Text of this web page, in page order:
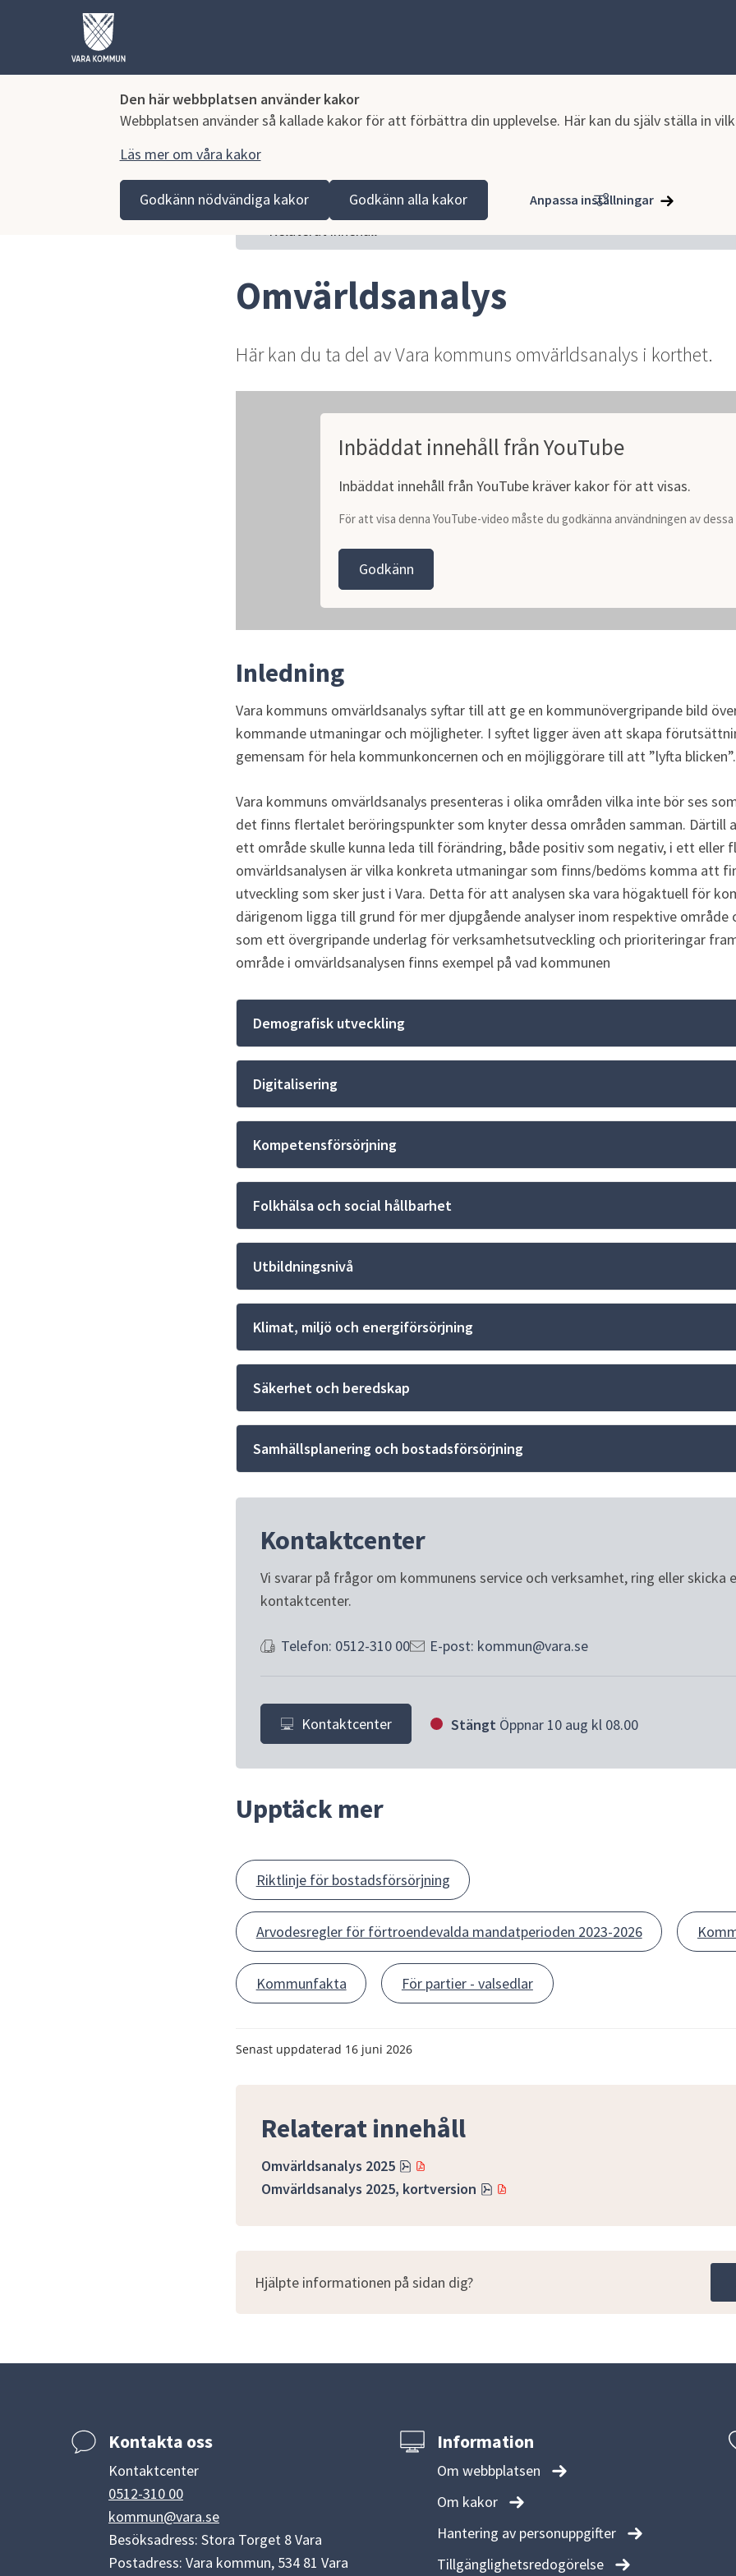
Den här webbplatsen använder kakor
Webbplatsen använder så kallade kakor för att förbättra din upplevelse. Här kan du själv ställa in
Läs mer om våra kakor
Godkänn nödvändiga kakor Godkänn alla kakor Anpassa inställningar
Vara kommun Vår organisation och verksamhet
Relaterat innehåll
Omvärldsanalys
Här kan du ta del av Vara kommuns omvärldsanalys i korthet.
Inbäddat innehåll från YouTube
Inbäddat innehåll från YouTube kräver kakor för att visas.
För att visa denna YouTube-video måste du godkänna användningen av dessa
Godkänn
Inledning
Vara kommuns omvärldsanalys syftar till att ge en kommunövergripande bild
kommande utmaningar och möjligheter. I syftet ligger även att skapa
gemensam för hela kommunkoncernen och en möjliggörare till att ”lyfta blicken”.
Vara kommuns omvärldsanalys presenteras i olika områden vilka inte bör ses
det finns flertalet beröringspunkter som knyter dessa områden samman. Därtill
ett område skulle kunna leda till förändring, både positiv som negativ, i ett eller
omvärldsanalysen är vilka konkreta utmaningar som finns/bedöms komma att
utveckling som sker just i Vara. Detta för att analysen ska vara högaktuell för
därigenom ligga till grund för mer djupgående analyser inom respektive område
som ett övergripande underlag för verksamhetsutveckling och prioriteringar
område i omvärldsanalysen finns exempel på vad kommunen
Demografisk utveckling
Digitalisering
Kompetensförsörjning
Folkhälsa och social hållbarhet
Utbildningsnivå
Klimat, miljö och energiförsörjning
Säkerhet och beredskap
Samhällsplanering och bostadsförsörjning
Kontaktcenter
Vi svarar på frågor om kommunens service och verksamhet, ring eller skicka
kontaktcenter.
Telefon: 0512-310 00 E-post: kommun@vara.se
Kontaktcenter Stängt Öppnar 10 aug kl 08.00
Upptäck mer
Riktlinje för bostadsförsörjning
Arvodesregler för förtroendevalda mandatperioden 2023-2026
Kommunfakta För partier - valsedlar
Senast uppdaterad 16 juni 2026
Relaterat innehåll
Omvärldsanalys 2025
Pdf, 2.4 MB.
Omvärldsanalys 2025, kortversion
Pdf, 1.5 MB.
Hjälpte informationen på sidan dig?
Kontakta oss
Kontaktcenter
0512-310 00
kommun@vara.se
Besöksadress: Stora Torget 8 Vara
Postadress: Vara kommun, 534 81 Vara
Information
Om webbplatsen
Om kakor
Hantering av personuppgifter
Tillgänglighetsredogörelse